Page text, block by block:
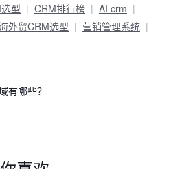
型 CRM排行榜
AI crm
外贸CRM选型
营销管理系统
有哪些？